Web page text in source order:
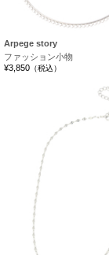
Arpege story
ファッション小物
¥3,850 （税込）